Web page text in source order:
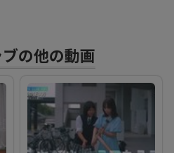
再
生
の他の動画